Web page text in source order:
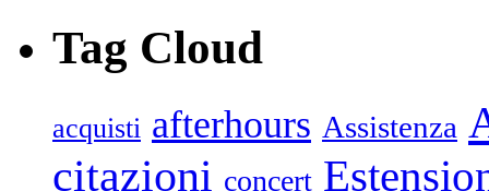
Tag Cloud
acquisti afterhours Assistenza
citazioni concert